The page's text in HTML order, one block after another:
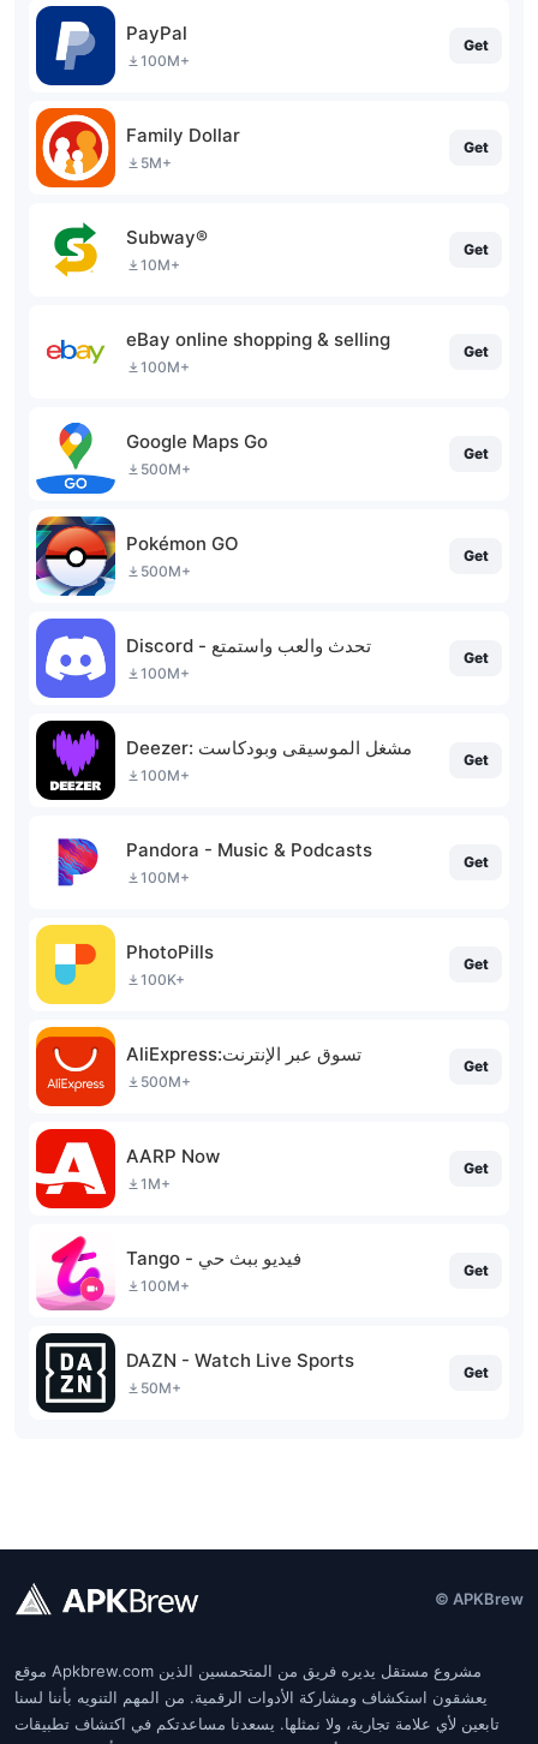
PayPal
100M+
Get
Family Dollar
5M+
Get
Subway®
10M+
Get
eBay online shopping & selling
100M+
Get
Google Maps Go
500M+
Get
Pokémon GO
500M+
Get
Discord - تحدث والعب واستمتع
100M+
Get
Deezer: مشغل الموسيقى وبودكاست
100M+
Get
Pandora - Music & Podcasts
100M+
Get
PhotoPills
100K+
Get
AliExpress:تسوق عبر الإنترنت
500M+
Get
AARP Now
1M+
Get
Tango - فيديو ببث حي
100M+
Get
DAZN - Watch Live Sports
50M+
Get
© APKBrew
موقع Apkbrew.com مشروع مستقل يديره فريق من المتحمسين الذين
يعشقون استكشاف ومشاركة الأدوات الرقمية. من المهم التنويه بأننا لسنا
تابعين لأي علامة تجارية، ولا نمثلها. يسعدنا مساعدتكم في اكتشاف تطبيقات